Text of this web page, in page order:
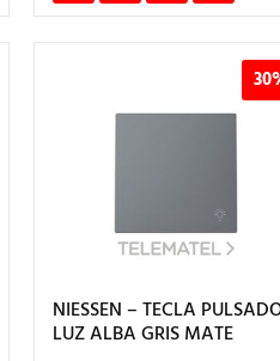
NIESSEN – TECLA
LUZ ALBA GRIS MATE